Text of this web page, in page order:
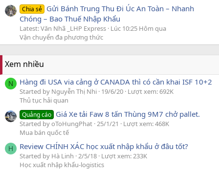
Chia sẻ Gửi Bánh Trung Thu Đi Úc An Toàn – Nhanh
Chóng – Bao Thuế Nhập Khẩu
Latest: Văn Nhã _LHP Express Lúc 10:25 Hôm qua
Vận chuyển đa phương thức
Xem nhiều
N Hàng đi USA via cảng ở CANADA thì có cần khai ISF 10+2
Started by Nguyễn Thị Nhi 19/6/20 Lượt xem: 692K
Thủ tục hải quan
Quảng cáo Giá Xe tải Faw 8 tấn Thùng 9M7 chở pallet.
Started by oToHungPhat 25/1/21
Lượt xem: 468K
Mua bán quốc tế
H Review CHÍNH XÁC học xuất nhập khẩu ở đâu tốt?
Started by Hà Linh 2/5/18 Lượt xem: 233K
Học xuất nhập khẩu-logistics